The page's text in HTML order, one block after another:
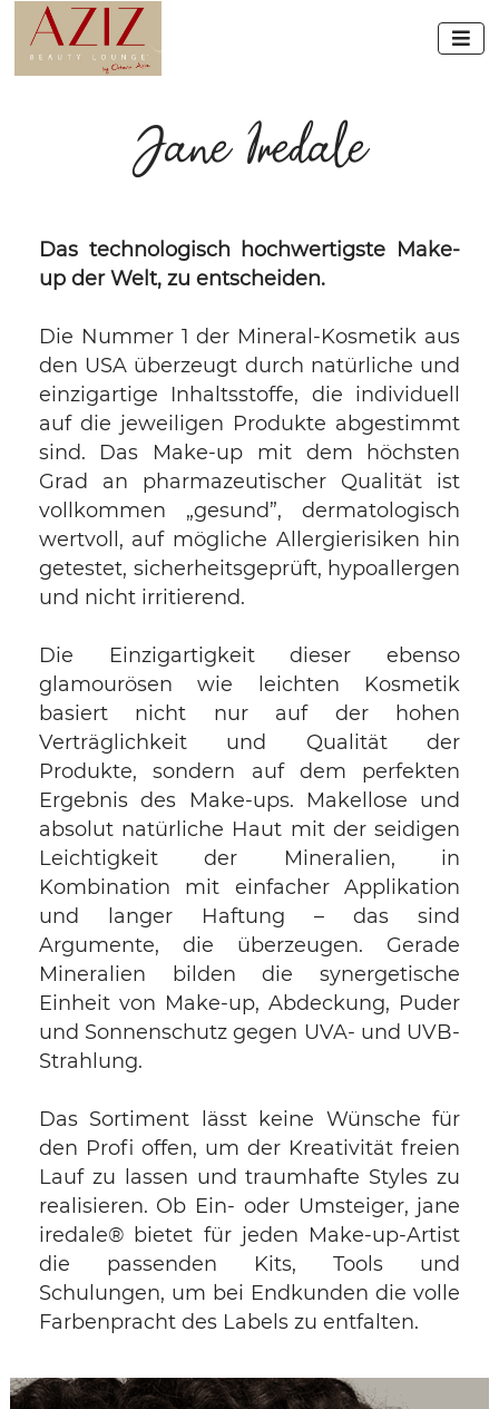

Jane Iredale
Das technologisch hochwertigste Make-
up der Welt, zu entscheiden.
Die Nummer 1 der Mineral-Kosmetik aus
den USA überzeugt durch natürliche und
einzigartige Inhaltsstoffe, die individuell
auf die jeweiligen Produkte abgestimmt
sind. Das Make-up mit dem höchsten
Grad an pharmazeutischer Qualität ist
vollkommen „gesund”, dermatologisch
wertvoll, auf mögliche Allergierisiken hin
getestet, sicherheitsgeprüft, hypoallergen
und nicht irritierend.
Die Einzigartigkeit dieser ebenso
glamourösen wie leichten Kosmetik
basiert nicht nur auf der hohen
Verträglichkeit und Qualität der
Produkte, sondern auf dem perfekten
Ergebnis des Make-ups. Makellose und
absolut natürliche Haut mit der seidigen
Leichtigkeit der Mineralien, in
Kombination mit einfacher Applikation
und langer Haftung – das sind
Argumente, die überzeugen. Gerade
Mineralien bilden die synergetische
Einheit von Make-up, Abdeckung, Puder
und Sonnenschutz gegen UVA- und UVB-
Strahlung.
Das Sortiment lässt keine Wünsche für
den Profi offen, um der Kreativität freien
Lauf zu lassen und traumhafte Styles zu
realisieren. Ob Ein- oder Umsteiger, jane
iredale® bietet für jeden Make-up-Artist
die passenden Kits, Tools und
Schulungen, um bei Endkunden die volle
Farbenpracht des Labels zu entfalten.